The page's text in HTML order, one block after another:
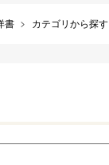
書 カテゴリから探す